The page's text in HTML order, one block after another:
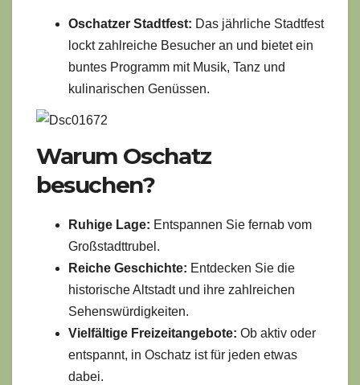
Oschatzer Stadtfest: Das jährliche Stadtfest
lockt zahlreiche Besucher an und bietet ein
buntes Programm mit Musik, Tanz und
kulinarischen Genüssen.
Warum Oschatz
besuchen?
Ruhige Lage: Entspannen Sie fernab vom
Großstadttrubel.
Reiche Geschichte: Entdecken Sie die
historische Altstadt und ihre zahlreichen
Sehenswürdigkeiten.
Vielfältige Freizeitangebote: Ob aktiv oder
entspannt, in Oschatz ist für jeden etwas
dabei.